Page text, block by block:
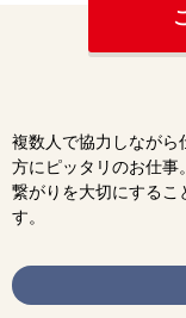
複数人で協力しながら
方にピッタリのお仕事
繋がりを大切にするこ
す。